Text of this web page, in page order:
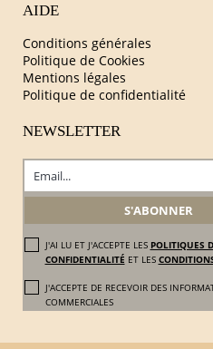
AIDE
Conditions générales
Politique de Cookies
Mentions légales
Politique de confidentialité
NEWSLETTER
J'AI LU ET J'ACCEPTE LES POLITIQUES
CONFIDENTIALITÉ ET LES
J'ACCEPTE DE RECEVOIR DES
COMMERCIALES